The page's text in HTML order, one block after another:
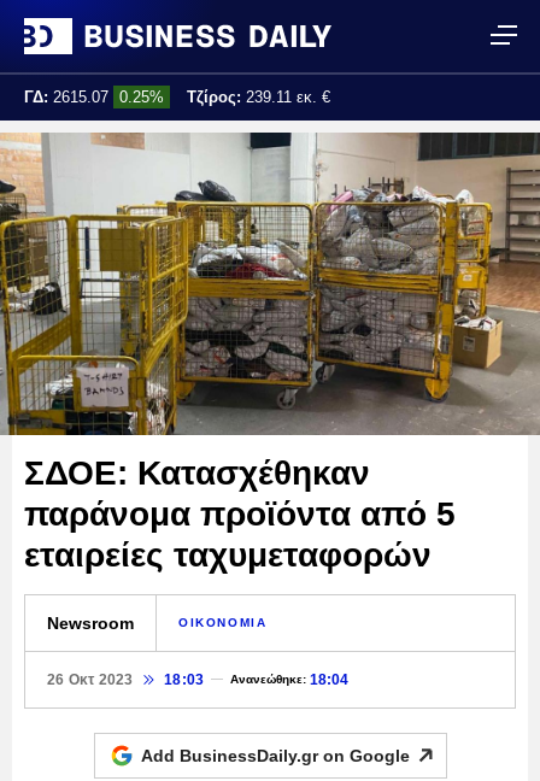
ΓΔ: 2615.07 0.25% Τζίρος: 239.11 εκ. €
Τελ. ενημέρωση:
ΣΔΟΕ: Κατασχέθηκαν
παράνομα προϊόντα από 5
εταιρείες ταχυμεταφορών
Newsroom ΟΙΚΟΝΟΜΙΑ
26 Οκτ 2023 18:03 Ανανεώθηκε: 18:04
Add BusinessDaily.gr on Google